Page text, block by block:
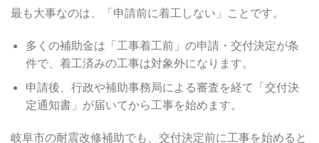
最も大事なのは、「申請前に着工しない」ことです。
多くの補助金は「工事着工前」の申請・交付決定が条
件で、着工済みの工事は対象外になります。
申請後、行政や補助事務局による審査を経て「交付決
定通知書」が届いてから工事を始めます。
岐阜市の耐震改修補助でも、交付決定前に工事を始めると